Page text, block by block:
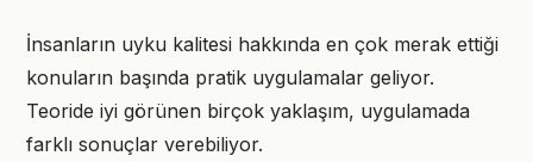
İnsanların uyku kalitesi hakkında en çok merak ettiği
konuların başında pratik uygulamalar geliyor.
Teoride iyi görünen birçok yaklaşım, uygulamada
farklı sonuçlar verebiliyor.